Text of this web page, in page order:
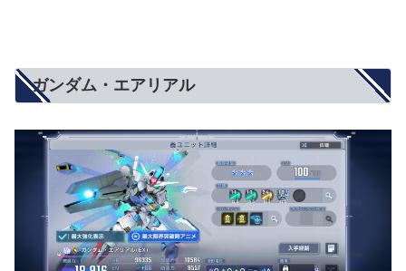
ガンダム・エアリアル